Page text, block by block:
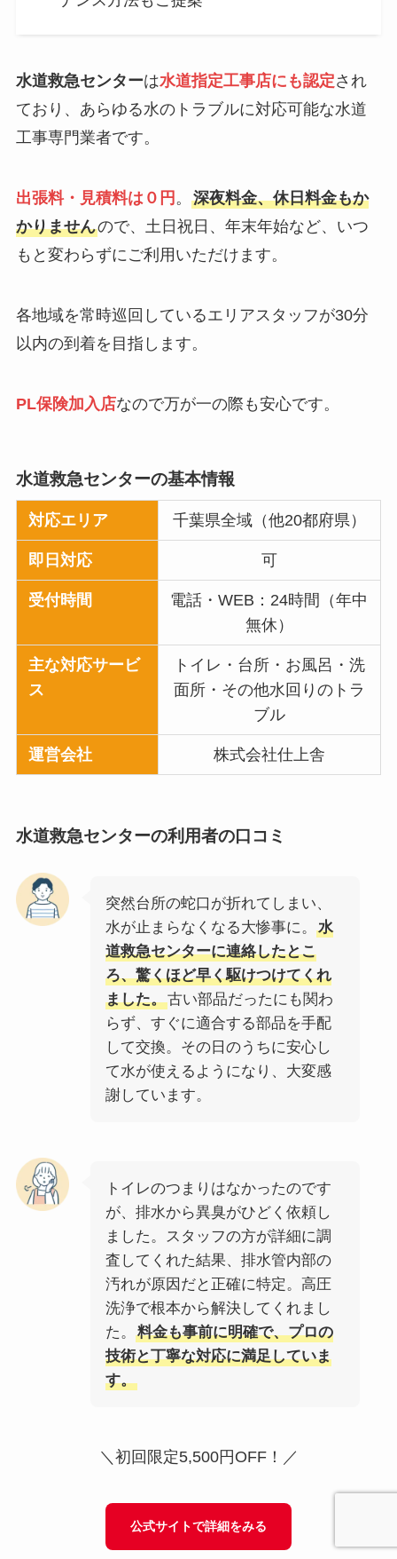
水道救急センターは水道指定工事店にも認定され
ており、あらゆる水のトラブルに対応可能な水道
工事専門業者です。
出張料・見積料は０円 。 深夜料金、休日料金もか
かりませんので、土日祝日、年末年始など、いつ
もと変わらずにご利用いただけます。
各地域を常時巡回しているエリアスタッフが30分
以内の到着を目指します。
PL保険加入店なので万が一の際も安心です。
水道救急センターの基本情報
対応エリア 千葉県全域（他20都府県）
即日対応 可
受付時間
電話・WEB：24時間（年中
無休）
主な対応サービ
ス
トイレ・台所・お風呂・洗
面所・その他水回りのトラ
ブル
運営会社 株式会社仕上舎
水道救急センターの利用者の口コミ
突然台所の蛇口が折れてしまい、
水が止まらなくなる大惨事に。
水
道救急センターに連絡したとこ
ろ、驚くほど早く駆けつけてくれ
ました。古い部品だったにも関わ
らず、すぐに適合する部品を手配
して交換。その日のうちに安心し
て水が使えるようになり、大変感
謝しています。
トイレのつまりはなかったのです
が、排水から異臭がひどく依頼し
ました。スタッフの方が詳細に調
査してくれた結果、排水管内部の
汚れが原因だと正確に特定。高圧
洗浄で根本から解決してくれまし
た。
料金も事前に明確で、プロの
技術と丁寧な対応に満足していま
す。
＼初回限定5,500円OFF！／
公式サイトで詳細をみる